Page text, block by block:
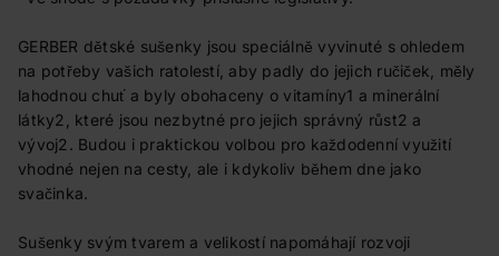
GERBER dětské sušenky jsou speciálně vyvinuté s ohledem
na potřeby vašich ratolestí, aby padly do jejich ručiček, měly
lahodnou chuť a byly obohaceny o vitamíny1 a minerální
látky2, které jsou nezbytné pro jejich správný růst2 a
vývoj2. Budou i praktickou volbou pro každodenní využití
vhodné nejen na cesty, ale i kdykoliv během dne jako
svačinka.
Sušenky svým tvarem a velikostí napomáhají rozvoji